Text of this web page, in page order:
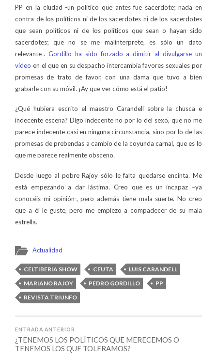
PP en la ciudad -un político que antes fue sacerdote; nada en
contra de los políticos ni de los sacerdotes ni de los sacerdotes
que sean políticos ni de los políticos que sean o hayan sido
sacerdotes; que no se me malinterprete, es sólo un dato
relevante-.Gordillo ha sido forzado a dimitir al divulgarse un
video en el que en su despacho intercambia favores sexuales por
promesas de trato de favor, con una dama que tuvo a bien
grabarle con su móvil. ¡Ay que ver cómo está el patio!
¿Qué hubiera escrito el maestro Carandell sobre la chusca e
indecente escena? Digo indecente no por lo del sexo, que no me
parece indecente casi en ninguna circunstancia, sino por lo de las
promesas de prebendas a cambio de la coyunda carnal, que es lo
que me parece realmente obsceno.
Desde luego al pobre Rajoy sólo le falta quedarse encinta. Me
está empezando a dar lástima. Creo que es un incapaz –ya
conocéis mi opinión-, pero además tiene mala suerte. No creo
que a él le guste, pero me empiezo a compadecer de su mala
estrella.
Actualidad
CELTIBERIA SHOW CEUTA
LUIS CARANDELL
MARIANO RAJOY
PEDRO GORDILLO
PP
REVISTA TRIUNFO
ENTRADA ANTERIOR
¿TENEMOS LOS POLÍTICOS QUE MERECEMOS O
TENEMOS LOS QUE TOLERAMOS?